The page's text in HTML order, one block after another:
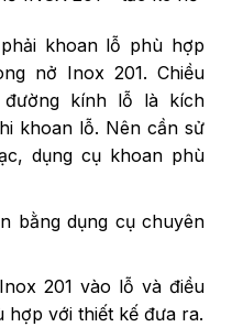
khoan lỗ phù hợp
nở Inox 201. Chiều
kính lỗ là kích
khoan lỗ. Nên cần sử
dụng cụ khoan phù
bằng dụng cụ chuyên
201 vào lỗ và điều
với thiết kế đưa ra.